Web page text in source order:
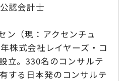
認会計士
ン（現：アクセンチュ
株式会社レイヤーズ・コ
立。330名のコンサルテ
する日本発のコンサルテ